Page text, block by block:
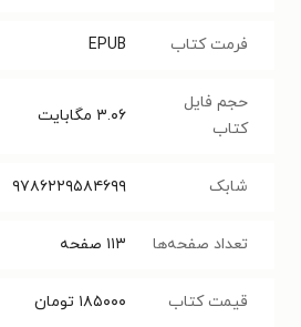
فرمت کتاب EPUB
حجم فایل
کتاب
۳.۰۶ مگابایت
شابک ۹۷۸۶۲۲۹۵۸۴۶۹۹
تعداد صفحه‌ها ۱۱۳ صفحه
قیمت کتاب ۱۸۵۰۰۰ تومان